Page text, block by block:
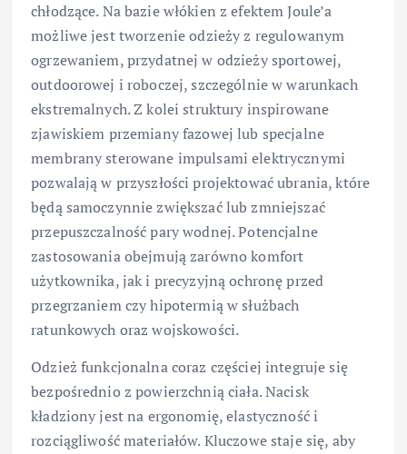
chłodzące. Na bazie włókien z efektem Joule’a
możliwe jest tworzenie odzieży z regulowanym
ogrzewaniem, przydatnej w odzieży sportowej,
outdoorowej i roboczej, szczególnie w warunkach
ekstremalnych. Z kolei struktury inspirowane
zjawiskiem przemiany fazowej lub specjalne
membrany sterowane impulsami elektrycznymi
pozwalają w przyszłości projektować ubrania, które
będą samoczynnie zwiększać lub zmniejszać
przepuszczalność pary wodnej. Potencjalne
zastosowania obejmują zarówno komfort
użytkownika, jak i precyzyjną ochronę przed
przegrzaniem czy hipotermią w służbach
ratunkowych oraz wojskowości.
Odzież funkcjonalna coraz częściej integruje się
bezpośrednio z powierzchnią ciała. Nacisk
kładziony jest na ergonomię, elastyczność i
rozciągliwość materiałów. Kluczowe staje się, aby